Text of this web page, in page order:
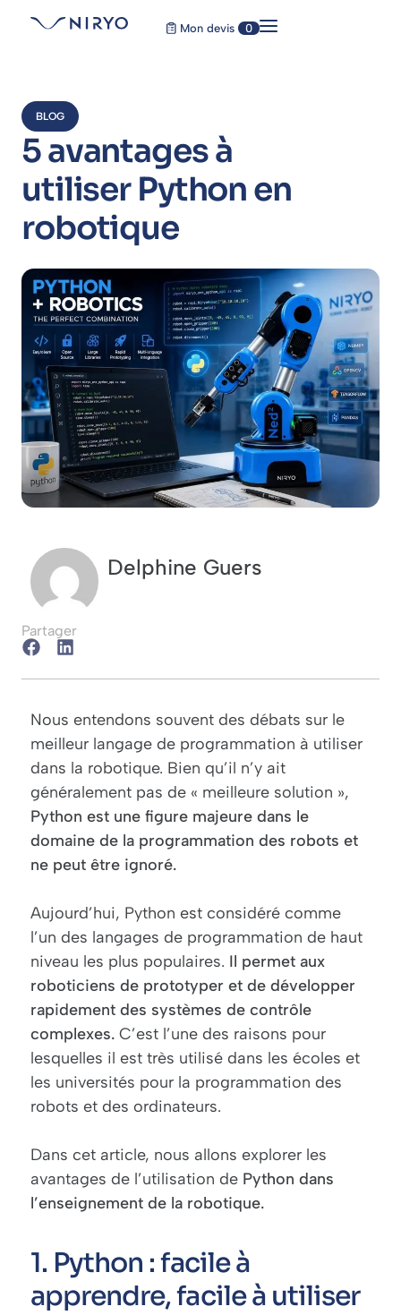
Mon devis 0
BLOG
5 avantages à
utiliser Python en
robotique
Delphine Guers
Partager
Nous entendons souvent des débats sur le
meilleur langage de programmation à utiliser
dans la robotique. Bien qu’il n’y ait
généralement pas de « meilleure solution »,
Python est une figure majeure dans le
domaine de la programmation des robots et
ne peut être ignoré.
Aujourd’hui, Python est considéré comme
l’un des langages de programmation de haut
niveau les plus populaires. Il permet aux
roboticiens de prototyper et de développer
rapidement des systèmes de contrôle
complexes. C’est l’une des raisons pour
lesquelles il est très utilisé dans les écoles et
les universités pour la programmation des
robots et des ordinateurs.
Dans cet article, nous allons explorer les
avantages de l’utilisation de Python dans
l’enseignement de la robotique.
1. Python : facile à
apprendre, facile à utiliser